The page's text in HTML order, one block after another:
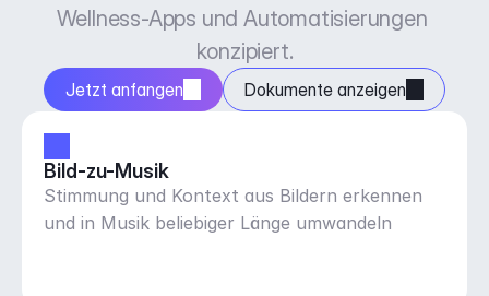
Wellness-Apps und Automatisierungen
konzipiert.
Jetzt anfangen Dokumente anzeigen
Bild-zu-Musik
Stimmung und Kontext aus Bildern erkennen
und in Musik beliebiger Länge umwandeln